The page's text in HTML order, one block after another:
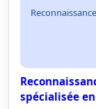
spécialisée